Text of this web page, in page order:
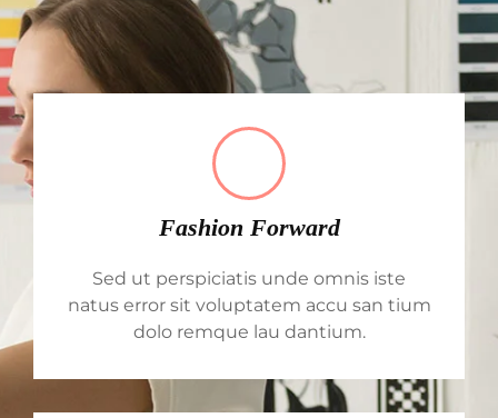
Fashion Forward
Sed ut perspiciatis unde omnis iste
natus error sit voluptatem accu san tium
dolo remque lau dantium.